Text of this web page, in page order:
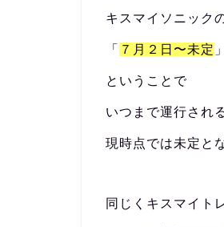
キスマイソニック
「 ７月２日〜未定 」
ということで
いつまで運行され
現時点では未定と
同じくキスマイト